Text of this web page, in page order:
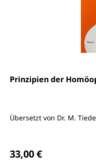
Prinzipien der
Übersetzt von Dr. M.
33,00 €